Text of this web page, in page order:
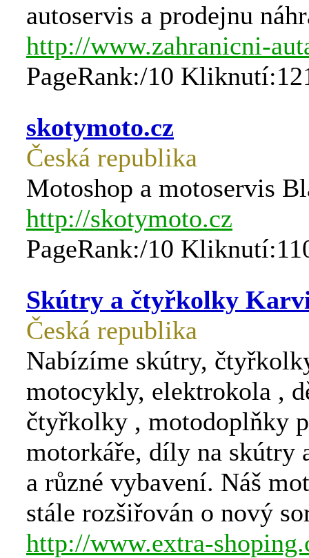
autoservis a prodejnu
http://www.zahranicni-
PageRank:/10
skotymoto.cz
Česká republika
Motoshop a motoservis
http://skotymoto.cz
PageRank:/10
Skútry a čtyřkolky
Česká republika
Nabízíme skútry,
motocykly, elektrokola ,
čtyřkolky , motodoplňky
motorkáře, díly na skútry
a různé vybavení. Náš
stále rozšiřován o nový
http://www.extra-